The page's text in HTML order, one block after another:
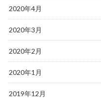
2020年4月
2020年3月
2020年2月
2020年1月
2019年12月